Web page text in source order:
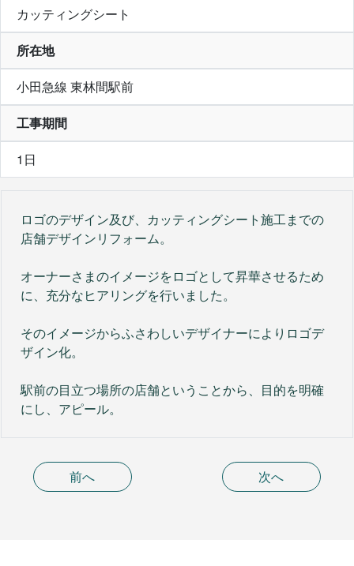
カッティングシート
所在地
小田急線 東林間駅前
工事期間
1日
ロゴのデザイン及び、カッティングシート施工までの
店舗デザインリフォーム。
オーナーさまのイメージをロゴとして昇華させるため
に、充分なヒアリングを行いました。
そのイメージからふさわしいデザイナーによりロゴデ
ザイン化。
駅前の目立つ場所の店舗ということから、目的を明確
にし、アピール。
前へ 次へ